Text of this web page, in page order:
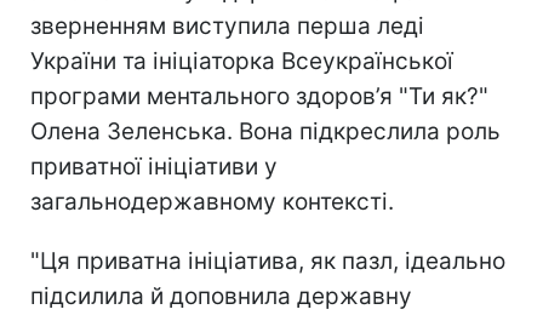
зверненням виступила перша леді
України та ініціаторка Всеукраїнської
програми ментального здоров’я "Ти як?"
Олена Зеленська. Вона підкреслила роль
приватної ініціативи у
загальнодержавному контексті.
"Ця приватна ініціатива, як пазл, ідеально
підсилила й доповнила державну